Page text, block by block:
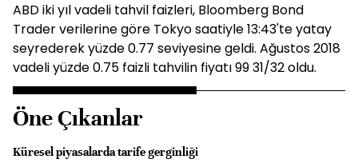
ABD iki yıl vadeli tahvil faizleri, Bloomberg Bond
Trader verilerine göre Tokyo saatiyle 13:43'te yatay
seyrederek yüzde 0.77 seviyesine geldi. Ağustos 2018
vadeli yüzde 0.75 faizli tahvilin fiyatı 99 31/32 oldu.
Öne Çıkanlar
Küresel piyasalarda tarife gerginliği